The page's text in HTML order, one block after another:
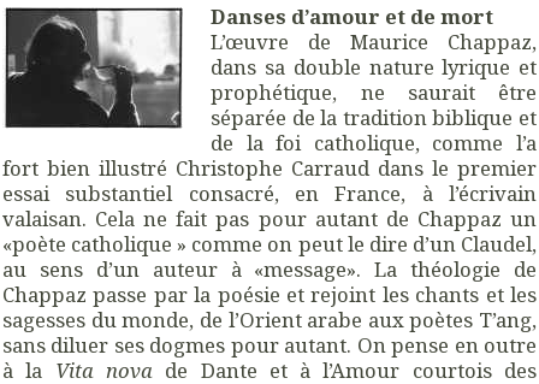
Danses d’amour et de mort
L’œuvre de Maurice Chappaz,
dans sa double nature lyrique et
prophétique, ne saurait être
séparée de la tradition biblique et
de la foi catholique, comme l’a
fort bien illustré Christophe Carraud dans le premier
essai substantiel consacré, en France, à l’écrivain
valaisan. Cela ne fait pas pour autant de Chappaz un
«poète catholique » comme on peut le dire d’un Claudel,
au sens d’un auteur à «message». La théologie de
Chappaz passe par la poésie et rejoint les chants et les
sagesses du monde, de l’Orient arabe aux poètes T’ang,
sans diluer ses dogmes pour autant. On pense en outre
à la Vita nova de Dante et à l’Amour courtois des